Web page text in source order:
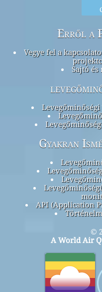
Erről a
Vegye fel a
Sajtó
Gyakran
API (Application
©
A World Air